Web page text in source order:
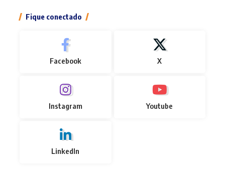
Fique conectado
Facebook X
Instagram Youtube
LinkedIn